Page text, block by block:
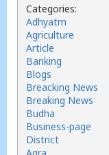
Categories:
Adhyatm
Agriculture
Article
Banking
Blogs
Breacking News
Breaking News
Budha
Business-page
District